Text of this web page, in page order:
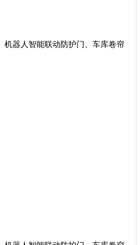
、机器人智能联动防护门、车库卷帘